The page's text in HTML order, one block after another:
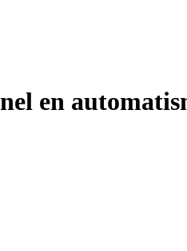
en